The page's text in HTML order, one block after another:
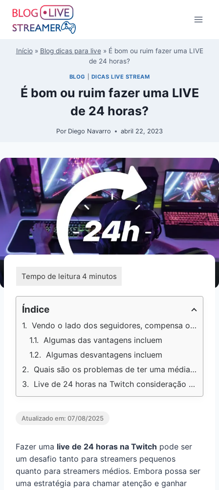
Início» Blog dicas para live » É bom ou ruim fazer uma LIVE
de 24 horas?
BLOG DICAS LIVE STREAM
É bom ou ruim fazer uma LIVE
de 24 horas?
Por Diego Navarro abril 22, 2023
Índice
Vendo o lado dos seguidores, compensa ou não fazer live de 24 na twitch?
Algumas das vantagens incluem
Algumas desvantagens incluem
Quais são os problemas de ter uma média baixa na twitch quando se faz live?
Live de 24 horas na Twitch consideração final
Atualizado em: 07/08/2025
Fazer uma live de 24 horas na Twitch pode ser
um desafio tanto para streamers pequenos
quanto para streamers médios. Embora possa ser
uma estratégia para chamar atenção e ganhar